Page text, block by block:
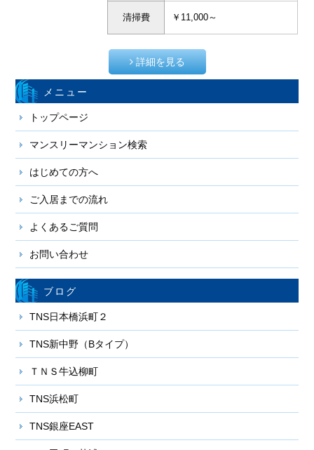
清掃費 ￥11,000～
詳細を見る
メニュー
トップページ
マンスリーマンション検索
はじめての方へ
ご入居までの流れ
よくあるご質問
お問い合わせ
ブログ
TNS日本橋浜町２
TNS新中野（Bタイプ）
ＴＮＳ牛込柳町
TNS浜松町
TNS銀座EAST